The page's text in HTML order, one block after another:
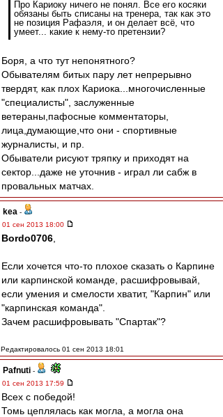
Про Кариоку ничего не понял. Все его косяки
обязаны быть списаны на тренера, так как это
не позиция Рафаэля, и он делает всё, что
умеет... какие к нему-то претензии?
Боря, а что тут непонятного?
Обывателям битых пару лет непрерывно
твердят, как плох Кариока...многочисленные
"специалисты", заслуженные
ветераны,пафосные комментаторы,
лица,думающие,что они - спортивные
журналисты, и пр.
Обыватели рисуют тряпку и приходят на
сектор...даже не уточнив - играл ли сабж в
провальных матчах.
kea -
01 сен 2013 18:00
Bordo0706
Если хочется что-то плохое сказать о Карпине
или карпинской команде, расшифровывай,
если умения и смелости хватит, "Карпин" или
"карпинская команда".
Зачем расшифровывать "Спартак"?
Редактировалось 01 сен 2013 18:01
Pafnuti -
01 сен 2013 17:59
Всех с победой!
Томь цеплялась как могла, а могла она